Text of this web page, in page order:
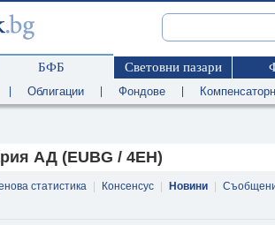
БФБ Световни пазари
Облигации Фондове
АД (EUBG / 4EH)
статистика Консенсус Новини